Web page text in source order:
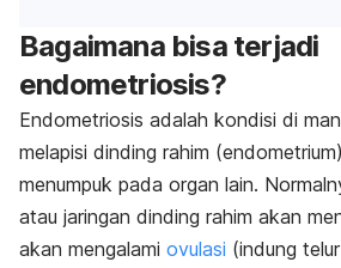
Bagaimana bisa terjadi
endometriosis?
Endometriosis adalah kondisi di
melapisi dinding rahim
menumpuk pada organ lain.
atau jaringan dinding rahim akan
akan mengalami ovulasi (indung